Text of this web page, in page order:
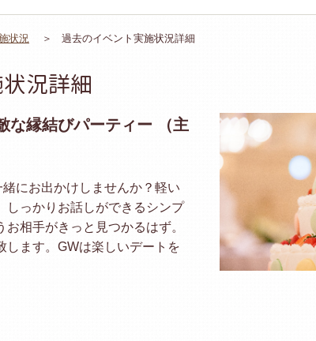
状況 過去のイベント実施状況詳細
状況詳細
な縁結びパーティー （主
にお出かけしませんか？軽い
しっかりお話しができるシンプ
相手がきっと見つかるはず。
します。GWは楽しいデートを